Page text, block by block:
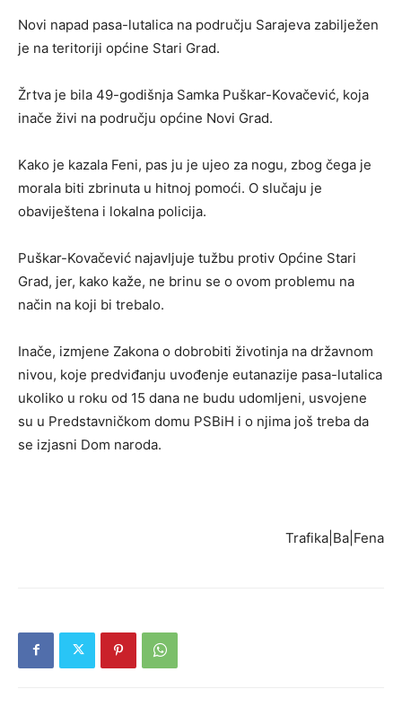
Novi napad pasa-lutalica na području Sarajeva zabilježen
je na teritoriji općine Stari Grad.
Žrtva je bila 49-godišnja Samka Puškar-Kovačević, koja
inače živi na području općine Novi Grad.
Kako je kazala Feni, pas ju je ujeo za nogu, zbog čega je
morala biti zbrinuta u hitnoj pomoći. O slučaju je
obaviještena i lokalna policija.
Puškar-Kovačević najavljuje tužbu protiv Općine Stari
Grad, jer, kako kaže, ne brinu se o ovom problemu na
način na koji bi trebalo.
Inače, izmjene Zakona o dobrobiti životinja na državnom
nivou, koje predviđanju uvođenje eutanazije pasa-lutalica
ukoliko u roku od 15 dana ne budu udomljeni, usvojene
su u Predstavničkom domu PSBiH i o njima još treba da
se izjasni Dom naroda.
Trafika|Ba|Fena